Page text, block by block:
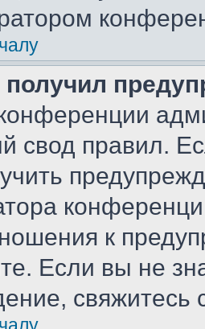
свод правил.
к
Если вы не